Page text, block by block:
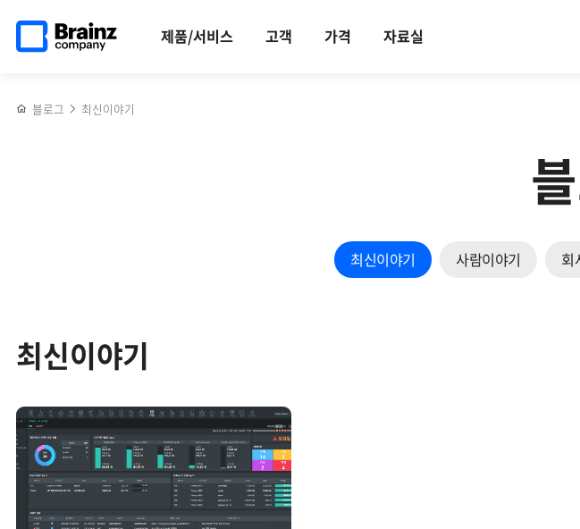
건너뛰기
제품/서비스 고객 가격 자료실
페이지로
블로그 최신이야기
최신이야기 사람이야기 회
최신이야기